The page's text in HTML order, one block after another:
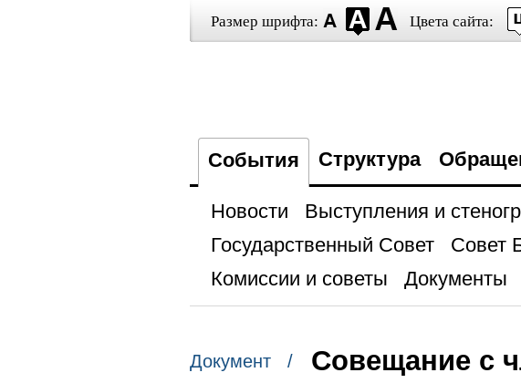
Размер шрифта: Цвета сайта:
События Структура
Новости Выступления и
Государственный Совет
Совет
Комиссии и советы
Документы
Документ / Совещание с